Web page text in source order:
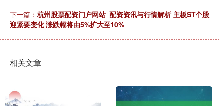
下一篇： 杭州股票配资门户网站_配资资讯与行情解析 主板ST个股
迎紧要变化 涨跌幅将由5%扩大至10%
相关文章